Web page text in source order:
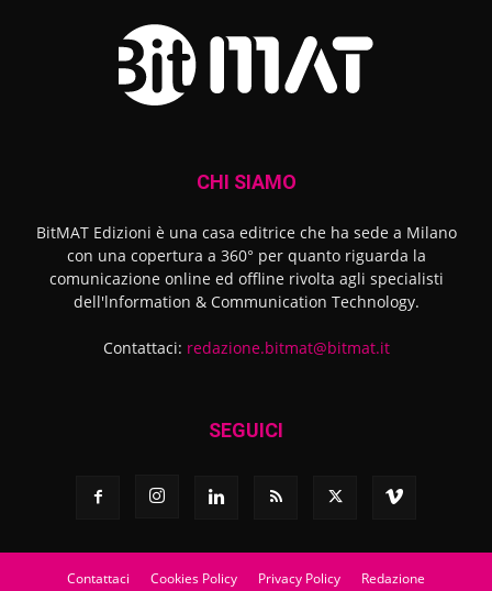
CHI SIAMO
BitMAT Edizioni è una casa editrice che ha sede a Milano
con una copertura a 360° per quanto riguarda la
comunicazione online ed offline rivolta agli specialisti
dell'lnformation & Communication Technology.
Contattaci: redazione.bitmat@bitmat.it
SEGUICI
Contattaci Cookies Policy Privacy Policy Redazione